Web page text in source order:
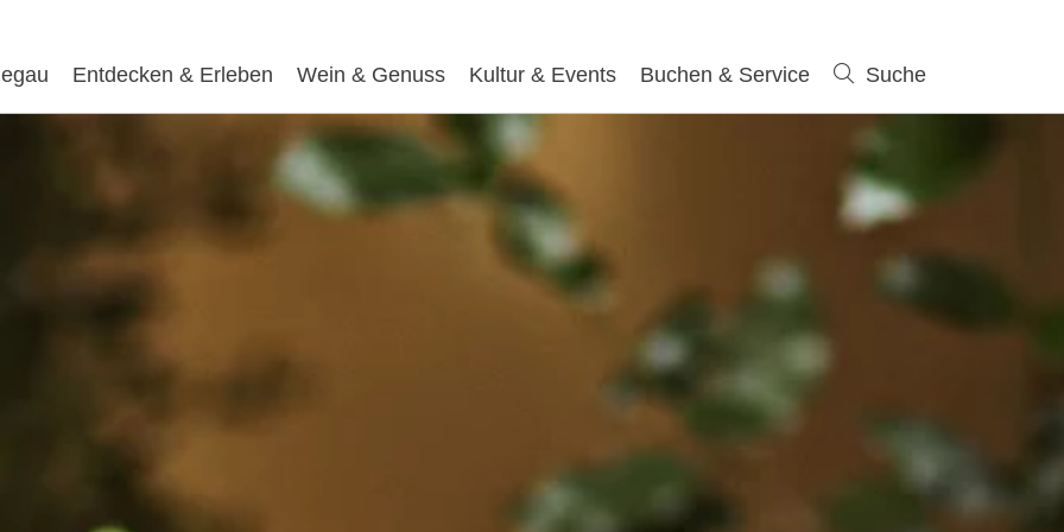
Entdecken & Erleben Wein & Genuss Kultur & Events Buchen & Service Suche